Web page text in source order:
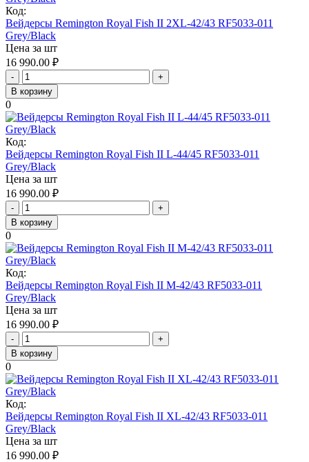
Код:
Вейдерсы Remington Royal Fish II 2XL-42/43 RF5033-011
Grey/Black
Цена за шт
16 990.00 ₽
-
+
В корзину
0
Код:
Вейдерсы Remington Royal Fish II L-44/45 RF5033-011
Grey/Black
Цена за шт
16 990.00 ₽
-
+
В корзину
0
Код:
Вейдерсы Remington Royal Fish II M-42/43 RF5033-011
Grey/Black
Цена за шт
16 990.00 ₽
-
+
В корзину
0
Код:
Вейдерсы Remington Royal Fish II XL-42/43 RF5033-011
Grey/Black
Цена за шт
16 990.00 ₽